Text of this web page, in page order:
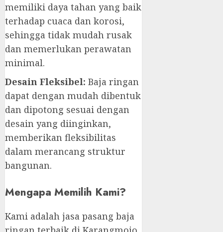
memiliki daya tahan yang baik
terhadap cuaca dan korosi,
sehingga tidak mudah rusak
dan memerlukan perawatan
minimal.
Desain Fleksibel: Baja ringan
dapat dengan mudah dibentuk
dan dipotong sesuai dengan
desain yang diinginkan,
memberikan fleksibilitas
dalam merancang struktur
bangunan.
Mengapa Memilih Kami?
Kami adalah jasa pasang baja